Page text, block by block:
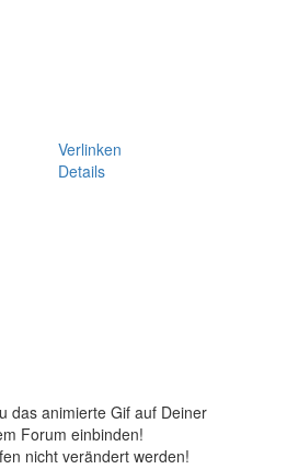
Verlinken
Details
das animierte Gif auf Deiner
Forum einbinden!
nicht verändert werden!